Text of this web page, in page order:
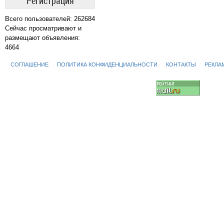
Всего пользователей: 262684
Сейчас просматривают и
размещают объявления:
4664
СОГЛАШЕНИЕ ПОЛИТИКА КОНФИДЕНЦИАЛЬНОСТИ КОНТАКТЫ